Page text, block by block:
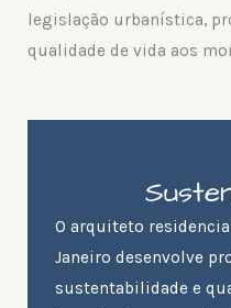
legislação urbanística,
qualidade de vida aos
O arquiteto
Janeiro desenvolve
sustentabilidade e